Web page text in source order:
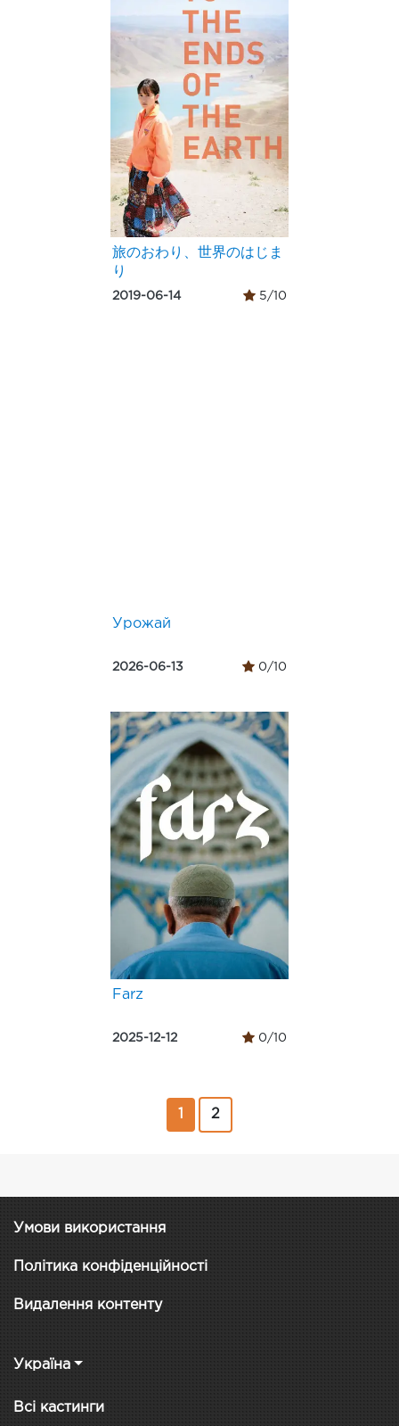
旅のおわり、世界のはじま
り
2019-06-14 5/10
Урожай
2026-06-13 0/10
Farz
2025-12-12 0/10
2
Умови використання
Політика конфіденційності
Видалення контенту
Україна
Всі кастинги